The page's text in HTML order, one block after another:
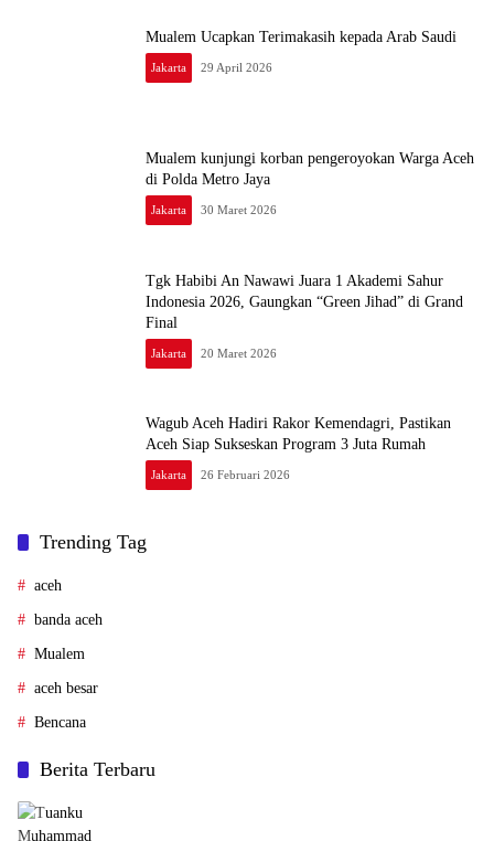
Mualem Ucapkan Terimakasih kepada Arab Saudi
Jakarta 29 April 2026
Mualem kunjungi korban pengeroyokan Warga Aceh
di Polda Metro Jaya
Jakarta 30 Maret 2026
Tgk Habibi An Nawawi Juara 1 Akademi Sahur
Indonesia 2026, Gaungkan “Green Jihad” di Grand
Final
Jakarta 20 Maret 2026
Wagub Aceh Hadiri Rakor Kemendagri, Pastikan
Aceh Siap Sukseskan Program 3 Juta Rumah
Jakarta 26 Februari 2026
Trending Tag
aceh
banda aceh
Mualem
aceh besar
Bencana
Berita Terbaru